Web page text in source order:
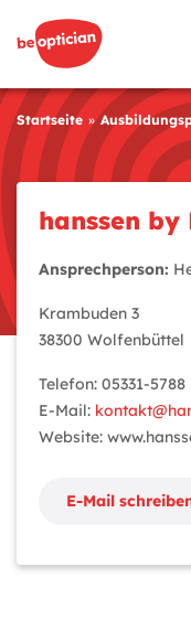
Startseite
hanssen
Ansprechperson:
Krambuden 3
38300 Wolfenbüttel
Telefon: 05331-5788
E-Mail:
Website:
E-Mail